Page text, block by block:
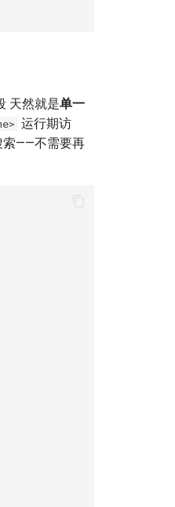
天然就是单一
运行期访
索——不需要再